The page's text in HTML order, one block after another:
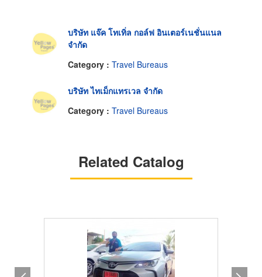
บริษัท แจ๊ค โทเทิ่ล กอล์ฟ อินเตอร์เนชั่นแนล
จำกัด
Category : Travel Bureaus
บริษัท ไทเม็กแทรเวล จำกัด
Category : Travel Bureaus
Related Catalog